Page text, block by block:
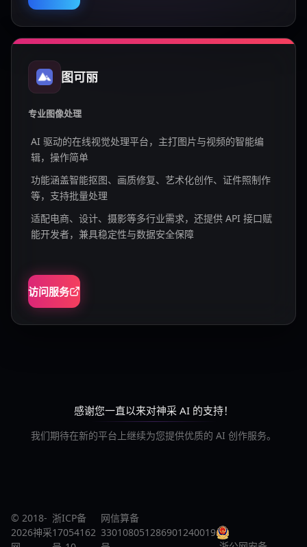
图可丽
专业图像处理
AI 驱动的在线视觉处理平台，主打图片与视频的智能编
辑，操作简单
功能涵盖智能抠图、画质修复、艺术化创作、证件照制作
等，支持批量处理
适配电商、设计、摄影等多行业需求，还提供 API 接口赋
能开发者，兼具稳定性与数据安全保障
访问服务
感谢您一直以来对神采 AI 的支持！
我们期待在新的平台上继续为您提供优质的 AI 创作服务。
© 2018-
2026神采
浙ICP备
17054162
网信算备
330108051286901240019